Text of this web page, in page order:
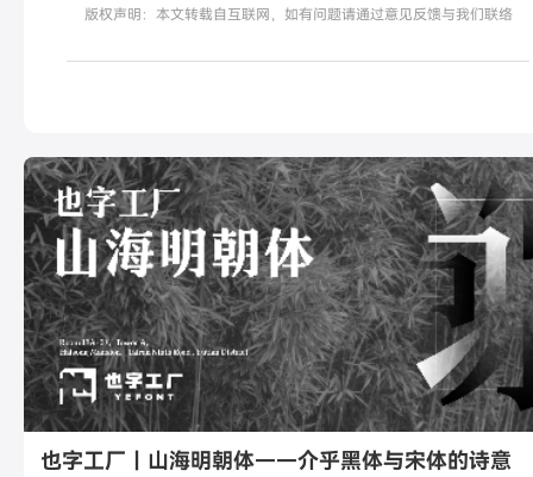
版权声明：本文转载自互联网，如有问题请通过意见反馈与我们联络
也字工厂｜山海明朝体——介乎黑体与宋体的诗意